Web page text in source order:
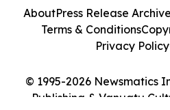
© 1995-2026 Newsmatics
Publishing & Vanuatu
AboutPress Release Archive
Terms & Conditions
Privacy Policy